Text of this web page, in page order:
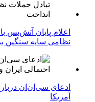
اعلام پایان آتش‌بس
نظامی سایه سنگین
ادعای سی‌ان‌ان
آمریکا